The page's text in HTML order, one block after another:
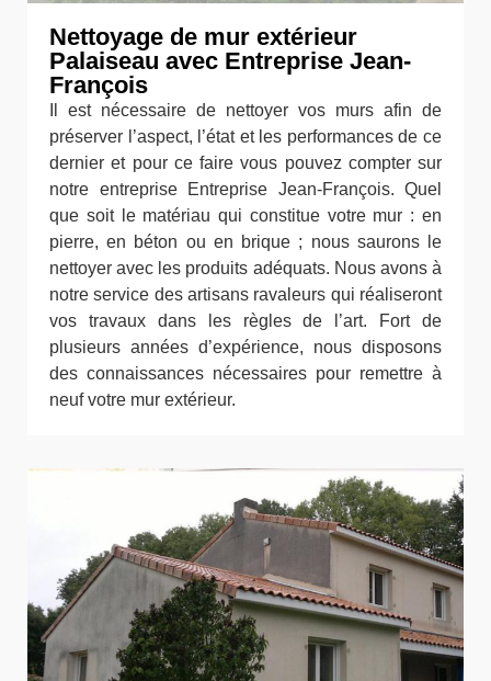
Nettoyage de mur extérieur
Palaiseau avec Entreprise Jean-
François
Il est nécessaire de nettoyer vos murs afin de
préserver l’aspect, l’état et les performances de ce
dernier et pour ce faire vous pouvez compter sur
notre entreprise Entreprise Jean-François. Quel
que soit le matériau qui constitue votre mur : en
pierre, en béton ou en brique ; nous saurons le
nettoyer avec les produits adéquats. Nous avons à
notre service des artisans ravaleurs qui réaliseront
vos travaux dans les règles de l’art. Fort de
plusieurs années d’expérience, nous disposons
des connaissances nécessaires pour remettre à
neuf votre mur extérieur.